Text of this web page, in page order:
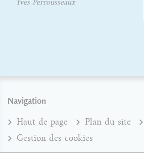
Navigation
Haut de page Plan du site
Gestion des cookies